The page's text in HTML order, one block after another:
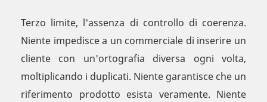
Terzo limite, l'assenza di controllo di coerenza.
Niente impedisce a un commerciale di inserire un
cliente con un'ortografia diversa ogni volta,
moltiplicando i duplicati. Niente garantisce che un
riferimento prodotto esista veramente. Niente